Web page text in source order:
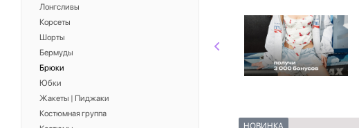
НОВИНКА
Лонгсливы
Корсеты
Шорты
Бермуды
Брюки
Юбки
Жакеты | Пиджаки
Костюмная группа